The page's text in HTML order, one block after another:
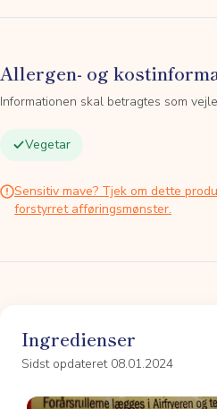
Allergen- og
Informationen skal betragtes som
Vegetar
Sensitiv mave? Tjek om dette
forstyrret afføringsmønster.
Ingredienser
Sidst opdateret 08.01.2024